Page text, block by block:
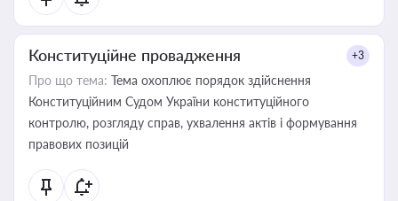
Конституційне провадження +3
Про що тема: Тема охоплює порядок здійснення
Конституційним Судом України конституційного
контролю, розгляду справ, ухвалення актів і формування
правових позицій